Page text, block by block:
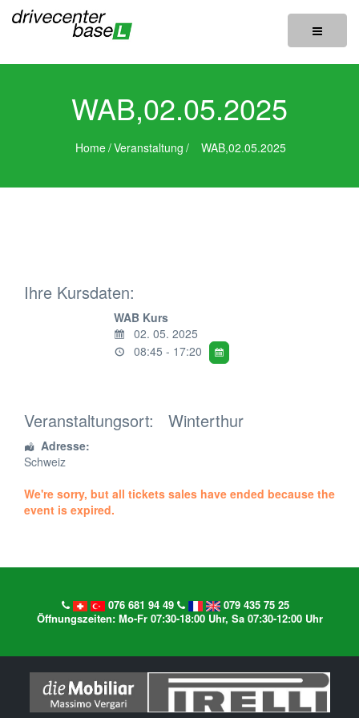
Toggle
WAB,02.05.2025
Home/Veranstaltung / WAB,02.05.2025
Ihre Kursdaten:
WAB Kurs
02. 05. 2025
08:45 - 17:20
Veranstaltungsort: Winterthur
Adresse:
Schweiz
We're sorry, but all tickets sales have ended because the
event is expired.
076 681 94 49
079 435 75 25
Öffnungszeiten: Mo-Fr 07:30-18:00 Uhr, Sa 07:30-12:00 Uhr